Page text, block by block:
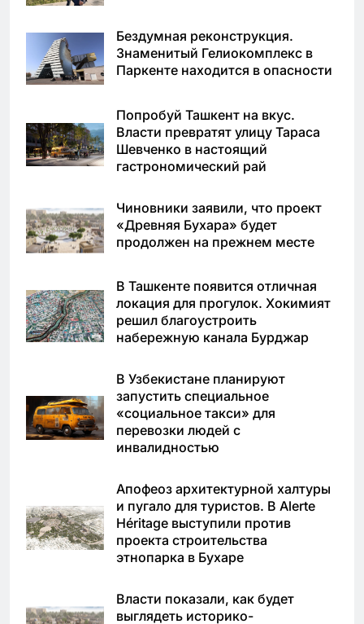
Бездумная реконструкция.
Знаменитый Гелиокомплекс в
Паркенте находится в опасности
Попробуй Ташкент на вкус.
Власти превратят улицу Тараса
Шевченко в настоящий
гастрономический рай
Чиновники заявили, что проект
«Древняя Бухара» будет
продолжен на прежнем месте
В Ташкенте появится отличная
локация для прогулок. Хокимият
решил благоустроить
набережную канала Бурджар
В Узбекистане планируют
запустить специальное
«социальное такси» для
перевозки людей с
инвалидностью
Апофеоз архитектурной халтуры
и пугало для туристов. В Alerte
Héritage выступили против
проекта строительства
этнопарка в Бухаре
Власти показали, как будет
выглядеть историко-